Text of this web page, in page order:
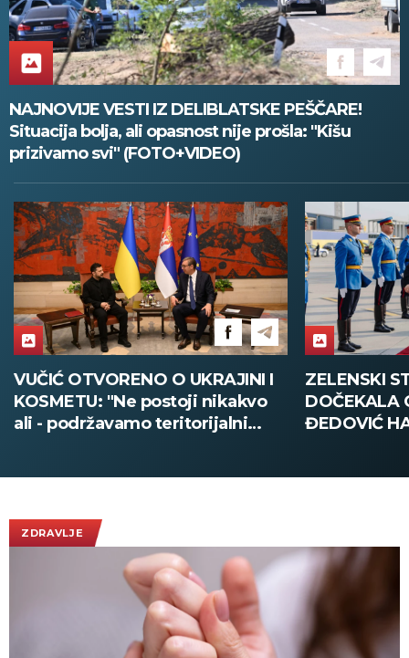
NAJNOVIJE VESTI IZ DELIBLATSKE PEŠČARE!
Situacija bolja, ali opasnost nije prošla: "Kišu
prizivamo svi" (FOTO+VIDEO)
ZELENSKI STIGAO U BEOGRAD,
DOČEKALA GA MINISTARKA
ĐEDOVIĆ HANDANOVIĆ:
VELIKA
pola tone
ZDRAVLJE